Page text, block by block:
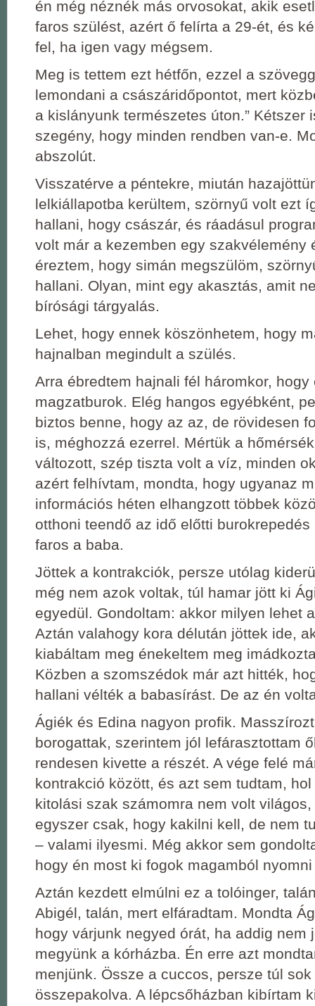
én még néznék más orvosokat, akik
faros szülést, azért ő felírta a 29-ét, és
fel, ha igen vagy mégsem.
Meg is tettem ezt hétfőn, ezzel a
lemondani a császáridőpontot, mert
a kislányunk természetes úton.” Kétszer
szegény, hogy minden rendben van-e.
abszolút.
Visszatérve a péntekre, miután
lelkiállapotba kerültem, szörnyű volt ezt
hallani, hogy császár, és ráadásul
volt már a kezemben egy szakvélemény
éreztem, hogy simán megszülöm,
hallani. Olyan, mint egy akasztás, amit
bírósági tárgyalás.
Lehet, hogy ennek köszönhetem, hogy
hajnalban megindult a szülés.
Arra ébredtem hajnali fél háromkor, hogy
magzatburok. Elég hangos egyébként,
biztos benne, hogy az az, de rövidesen
is, méghozzá ezerrel. Mértük a
változott, szép tiszta volt a víz, minden
azért felhívtam, mondta, hogy ugyanaz
információs héten elhangzott többek
otthoni teendő az idő előtti
faros a baba.
Jöttek a kontrakciók, persze utólag
még nem azok voltak, túl hamar jött ki
egyedül. Gondoltam: akkor milyen lehet
Aztán valahogy kora délután jöttek ide,
kiabáltam meg énekeltem meg
Közben a szomszédok már azt hitték,
hallani vélték a babasírást. De az én
Ágiék és Edina nagyon profik.
borogattak, szerintem jól lefárasztottam
rendesen kivette a részét. A vége felé
kontrakció között, és azt sem tudtam, hol
kitolási szak számomra nem volt
egyszer csak, hogy kakilni kell, de nem
‒ valami ilyesmi. Még akkor sem
hogy én most ki fogok magamból
Aztán kezdett elmúlni ez a tolóinger,
Abigél, talán, mert elfáradtam. Mondta
hogy várjunk negyed órát, ha addig nem
megyünk a kórházba. Én erre azt
menjünk. Össze a cuccos, persze túl
összepakolva. A lépcsőházban kibírtam